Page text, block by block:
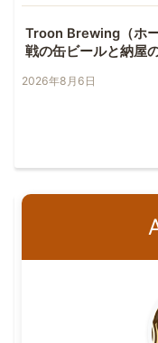
Troon Brewing（ホ
戦の缶ビールと納屋
2026年8月6日